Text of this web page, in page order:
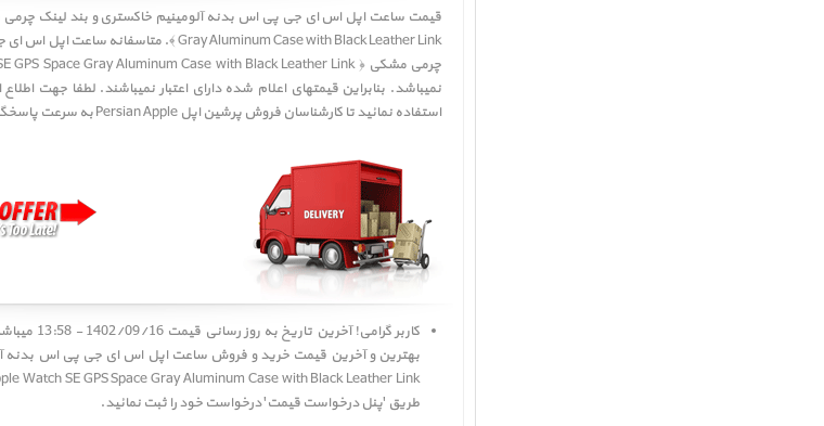
Gray Aluminum Case with Black Leather Link ﴾. متاسفانه
ساعت اپل اس ای
چرمی مشکی ﴿ Apple Watch SE GPS Space Gray Aluminum Case with Black Leather Link ﴾
نمیباشد. بنابراین قیمتهای اعلام شده دارای اعتبار نمیباشند. لطفا جهت
استفاده نمائید تا کارشناسان فروش پرشین اپل Persian Apple به سرعت پاسخگوی شما باشند.
کاربر
بهترین و آخرین قیمت خرید و فروش ساعت اپل اس ای جی پی اس بدنه
طریق 'پنل درخواست قیمت' درخواست خود را ثبت نمائید.